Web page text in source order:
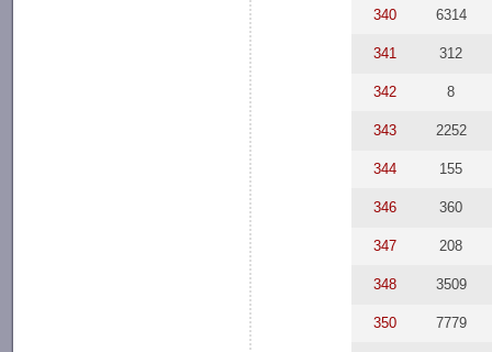
340 6314
341 312
342 8
343 2252
344 155
346 360
347 208
348 3509
350 7779